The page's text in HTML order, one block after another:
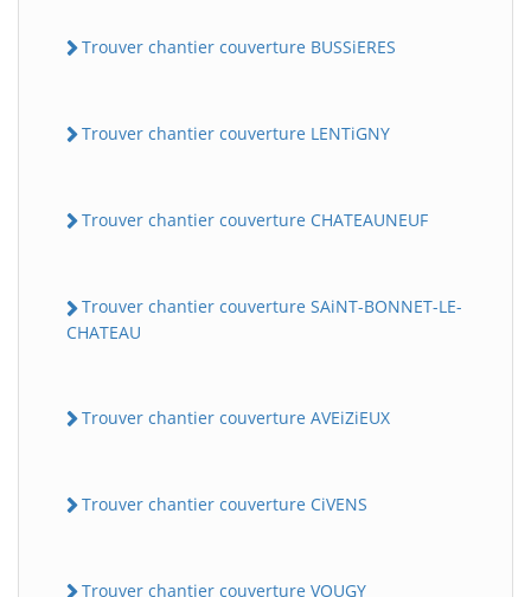
Trouver chantier couverture BUSSiERES
Trouver chantier couverture LENTiGNY
Trouver chantier couverture CHATEAUNEUF
Trouver chantier couverture SAiNT-BONNET-LE-
CHATEAU
Trouver chantier couverture AVEiZiEUX
Trouver chantier couverture CiVENS
Trouver chantier couverture VOUGY